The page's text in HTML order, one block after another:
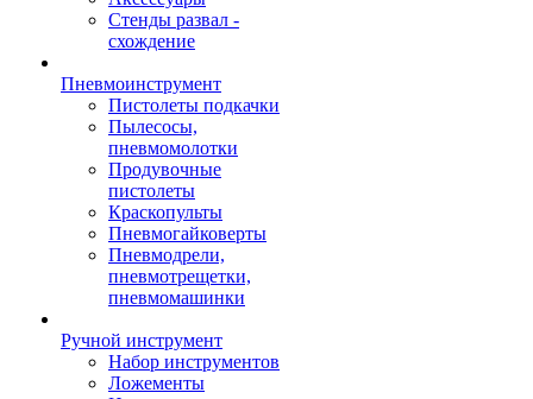
Стенды развал -
схождение
Пневмоинструмент
Пистолеты подкачки
Пылесосы,
пневмомолотки
Продувочные
пистолеты
Краскопульты
Пневмогайковерты
Пневмодрели,
пневмотрещетки,
пневмомашинки
Ручной инструмент
Набор инструментов
Ложементы